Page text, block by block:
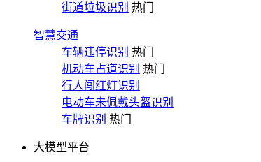
街道垃圾识别 热门
智慧交通
车辆违停识别 热门
机动车占道识别 热门
行人闯红灯识别
电动车未佩戴头盔识别
车牌识别 热门
大模型平台